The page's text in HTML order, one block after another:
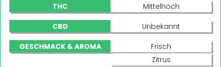
THC Mittelhoch
CBD Unbekannt
GESCHMACK & AROMA
Frisch
Zitrus